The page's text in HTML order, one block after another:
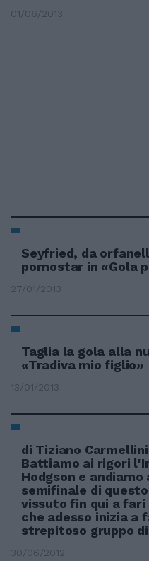
01/06/2013
Seyfried, da
pornostar in «Gola
27/01/2013
Taglia la gola alla
«Tradiva mio figlio»
13/01/2013
di Tiziano
Battiamo ai rigori
Hodgson e andiamo
semifinale di
vissuto fin qui a fari
che adesso inizia a
strepitoso gruppo
30/06/2012